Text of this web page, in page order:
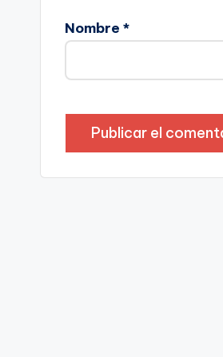
Nombre *